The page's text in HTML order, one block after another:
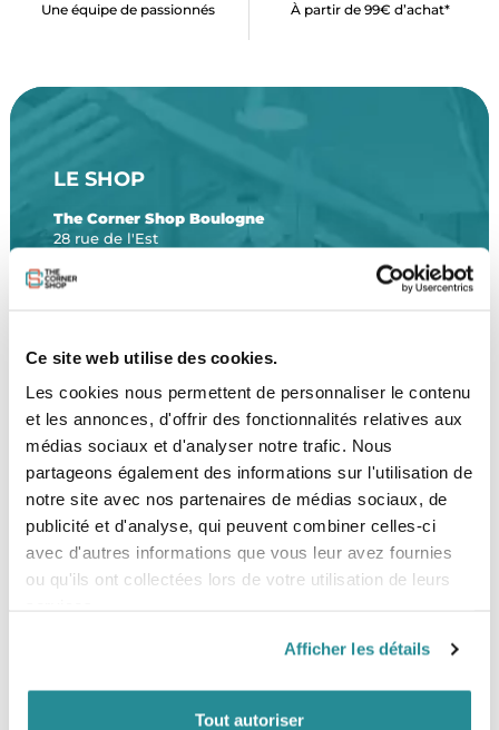
Ce site web utilise des cookies.
Les cookies nous permettent de personnaliser le contenu
et les annonces, d'offrir des fonctionnalités relatives aux
médias sociaux et d'analyser notre trafic. Nous
partageons également des informations sur l'utilisation de
notre site avec nos partenaires de médias sociaux, de
publicité et d'analyse, qui peuvent combiner celles-ci
avec d'autres informations que vous leur avez fournies
ou qu'ils ont collectées lors de votre utilisation de leurs
Afficher les détails
Tout autoriser
Une équipe de passionnés
À partir de 99€ d’achat*
LE SHOP
The Corner Shop Boulogne
28 rue de l'Est
BESOIN D’UN CONSEIL ?
01 47 31 84 24
06 72 10 11 51
Mardi au samedi